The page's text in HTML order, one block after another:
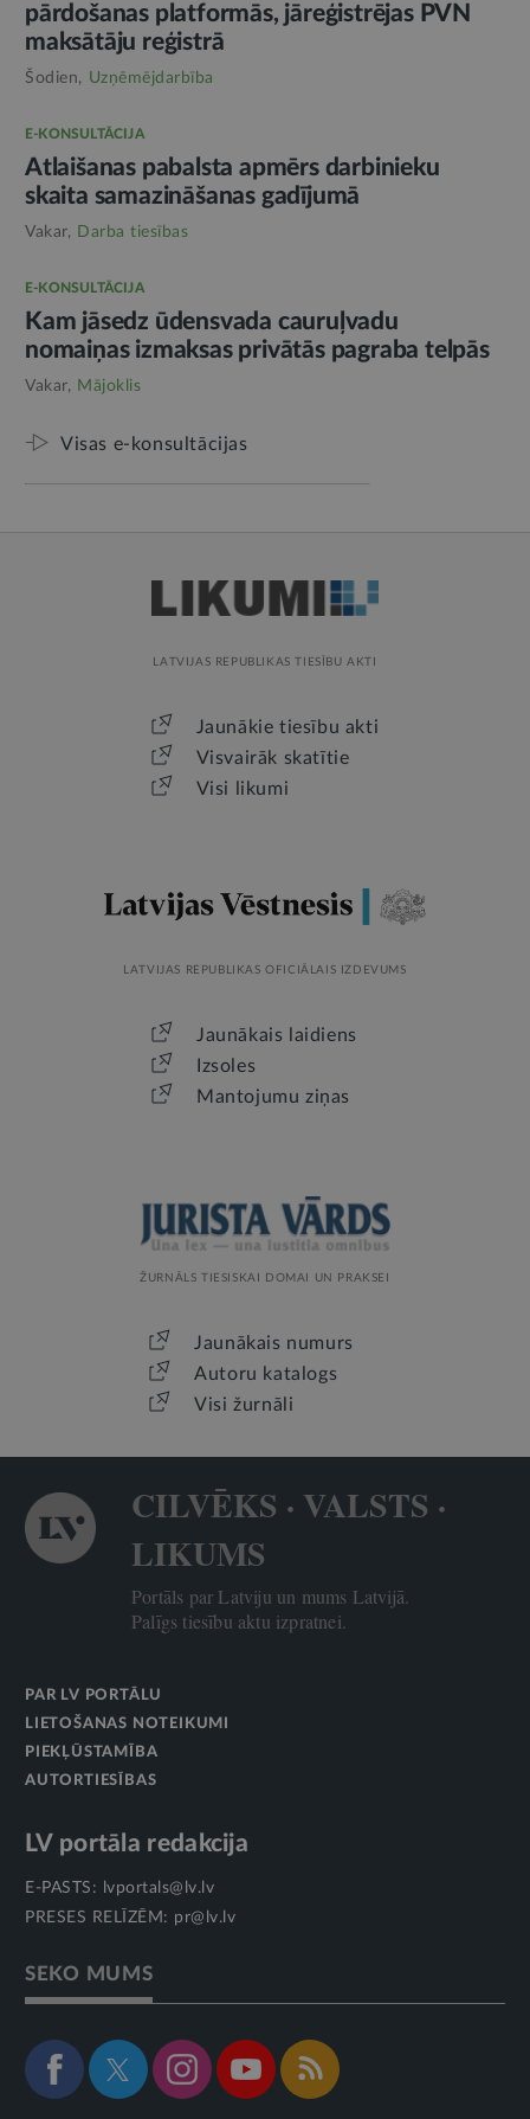
pārdošanas platformās, jāreģistrējas PVN
maksātāju reģistrā
Šodien, Uzņēmējdarbība
E-KONSULTĀCIJA
Atlaišanas pabalsta apmērs darbinieku
skaita samazināšanas gadījumā
Vakar, Darba tiesības
E-KONSULTĀCIJA
Kam jāsedz ūdensvada cauruļvadu
nomaiņas izmaksas privātās pagraba telpās
Vakar, Mājoklis
Visas e-konsultācijas
LATVIJAS REPUBLIKAS TIESĪBU AKTI
Jaunākie tiesību akti
Visvairāk skatītie
Visi likumi
LATVIJAS REPUBLIKAS OFICIĀLAIS IZDEVUMS
Jaunākais laidiens
Izsoles
Mantojumu ziņas
ŽURNĀLS TIESISKAI DOMAI UN PRAKSEI
Jaunākais numurs
Autoru katalogs
Visi žurnāli
CILVĒKS · VALSTS ·
LIKUMS
Portāls par Latviju un mums Latvijā.
Palīgs tiesību aktu izpratnei.
PAR LV PORTĀLU
LIETOŠANAS NOTEIKUMI
PIEKĻŪSTAMĪBA
AUTORTIESĪBAS
LV portāla redakcija
E-PASTS:
lvportals@lv.lv
PRESES RELĪZĒM: pr@lv.lv
SEKO MUMS